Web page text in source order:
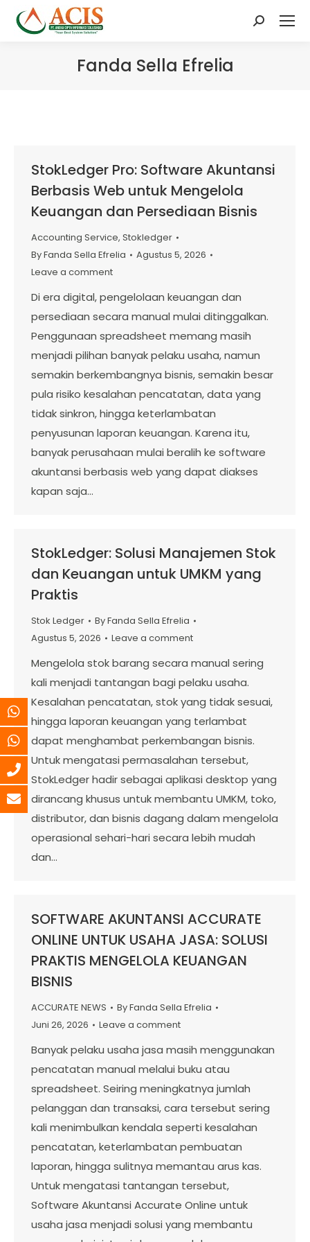
Search:
Fanda Sella Efrelia
StokLedger Pro: Software Akuntansi
Berbasis Web untuk Mengelola
Keuangan dan Persediaan Bisnis
Accounting Service, Stokledger
ByFanda Sella Efrelia
Agustus 5, 2026
Leave a comment
Di era digital, pengelolaan keuangan dan
persediaan secara manual mulai ditinggalkan.
Penggunaan spreadsheet memang masih
menjadi pilihan banyak pelaku usaha, namun
semakin berkembangnya bisnis, semakin besar
pula risiko kesalahan pencatatan, data yang
tidak sinkron, hingga keterlambatan
penyusunan laporan keuangan. Karena itu,
banyak perusahaan mulai beralih ke software
akuntansi berbasis web yang dapat diakses
kapan saja…
StokLedger: Solusi Manajemen Stok
dan Keuangan untuk UMKM yang
Praktis
Stok Ledger ByFanda Sella Efrelia
Agustus 5, 2026
Leave a comment
Mengelola stok barang secara manual sering
kali menjadi tantangan bagi pelaku usaha.
Kesalahan pencatatan, stok yang tidak sesuai,
hingga laporan keuangan yang terlambat
dapat menghambat perkembangan bisnis.
Untuk mengatasi permasalahan tersebut,
StokLedger hadir sebagai aplikasi desktop yang
dirancang khusus untuk membantu UMKM, toko,
distributor, dan bisnis dagang dalam mengelola
operasional sehari-hari secara lebih mudah
dan…
SOFTWARE AKUNTANSI ACCURATE
ONLINE UNTUK USAHA JASA: SOLUSI
PRAKTIS MENGELOLA KEUANGAN
BISNIS
ACCURATE NEWS ByFanda Sella Efrelia
Juni 26, 2026
Leave a comment
Banyak pelaku usaha jasa masih menggunakan
pencatatan manual melalui buku atau
spreadsheet. Seiring meningkatnya jumlah
pelanggan dan transaksi, cara tersebut sering
kali menimbulkan kendala seperti kesalahan
pencatatan, keterlambatan pembuatan
laporan, hingga sulitnya memantau arus kas.
Untuk mengatasi tantangan tersebut,
Software Akuntansi Accurate Online untuk
usaha jasa menjadi solusi yang membantu